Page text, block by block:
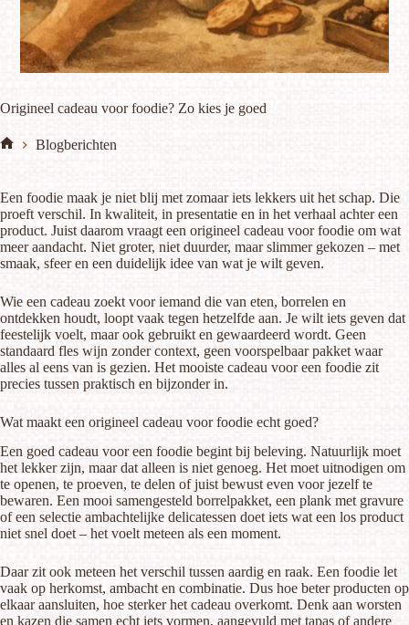
Origineel cadeau voor foodie? Zo kies je goed
Blogberichten
Een foodie maak je niet blij met zomaar iets lekkers uit het schap. Die
proeft verschil. In kwaliteit, in presentatie en in het verhaal achter een
product. Juist daarom vraagt een origineel cadeau voor foodie om wat
meer aandacht. Niet groter, niet duurder, maar slimmer gekozen – met
smaak, sfeer en een duidelijk idee van wat je wilt geven.
Wie een cadeau zoekt voor iemand die van eten, borrelen en
ontdekken houdt, loopt vaak tegen hetzelfde aan. Je wilt iets geven dat
feestelijk voelt, maar ook gebruikt en gewaardeerd wordt. Geen
standaard fles wijn zonder context, geen voorspelbaar pakket waar
alles al eens van is gezien. Het mooiste cadeau voor een foodie zit
precies tussen praktisch en bijzonder in.
Wat maakt een origineel cadeau voor foodie echt goed?
Een goed cadeau voor een foodie begint bij beleving. Natuurlijk moet
het lekker zijn, maar dat alleen is niet genoeg. Het moet uitnodigen om
te openen, te proeven, te delen of juist bewust even voor jezelf te
bewaren. Een mooi samengesteld borrelpakket, een plank met gravure
of een selectie ambachtelijke delicatessen doet iets wat een los product
niet snel doet – het voelt meteen als een moment.
Daar zit ook meteen het verschil tussen aardig en raak. Een foodie let
vaak op herkomst, ambacht en combinatie. Dus hoe beter producten op
elkaar aansluiten, hoe sterker het cadeau overkomt. Denk aan worsten
en kazen die samen echt iets vormen, aangevuld met tapas of andere